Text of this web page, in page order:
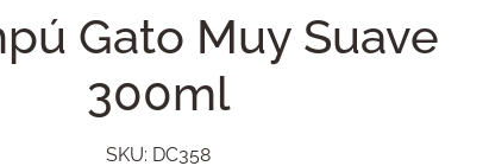
Gato Muy Suave
300ml
SKU: DC358